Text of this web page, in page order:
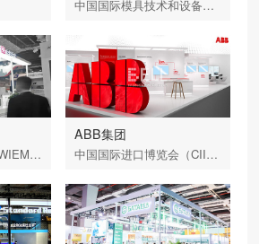
中国国际模具技术和设备展览会
上海国际线圈展（CWIEME）
ABB集团
中国国际进口博览会（CIIE）